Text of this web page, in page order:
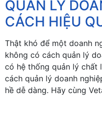
QUẢN LÝ
CÁCH HIỆU
Thật khó để một doanh
không có cách quản lý
có hệ thống quản lý chất
cách quản lý doanh
hề dễ dàng. Hãy cùng